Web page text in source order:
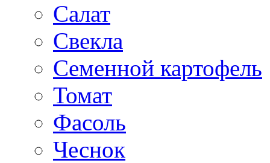
Салат
Свекла
Семенной картофель
Томат
Фасоль
Чеснок